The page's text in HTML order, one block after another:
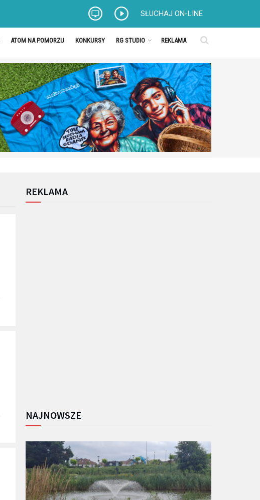
SŁUCHAJ ON-LINE
ATOM NA POMORZU KONKURSY RG STUDIO REKLAMA
REKLAMA
NAJNOWSZE